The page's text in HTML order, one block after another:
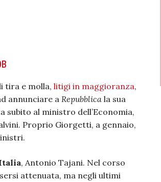
tira e molla, litigi in maggioranza,
annunciare a Repubblica la sua
subito al ministro dell’Economia,
Proprio Giorgetti, a gennaio,
, Antonio Tajani. Nel corso
attenuata, ma negli ultimi